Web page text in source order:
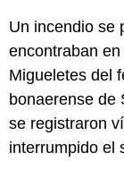
Un incendio se
encontraban
Migueletes del
bonaerense de
se registraron
interrumpido el